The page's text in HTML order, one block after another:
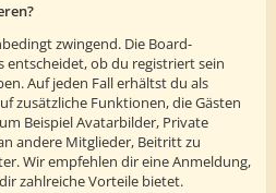
zwingend. Die Board-
ob du registriert sein
Auf jeden Fall erhältst du als
zusätzliche Funktionen, die Gästen
Beispiel Avatarbilder, Private
andere Mitglieder, Beitritt zu
Wir empfehlen dir eine Anmeldung,
zahlreiche Vorteile bietet.